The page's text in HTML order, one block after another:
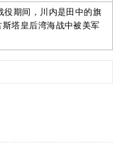
役期间，川内是田中的旗
塔皇后湾海战中被美军